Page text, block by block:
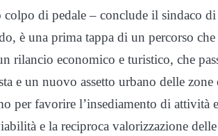
di pedale – conclude il sindaco
è una prima tappa di un percorso
rilancio economico e turistico, che
e un nuovo assetto urbano delle
per favorire l’insediamento di attività
e la reciproca valorizzazione